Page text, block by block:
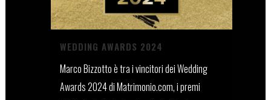
WEDDING AWARDS 2024
Marco Bizzotto è tra i vincitori dei Wedding
Awards 2024 di Matrimonio.com, i premi